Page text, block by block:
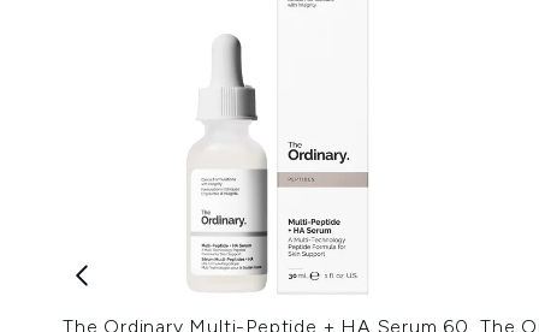
The Ordinary Multi-Peptide + HA Serum 60 The